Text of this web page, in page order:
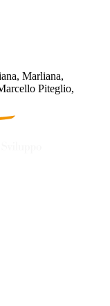
Marliana,
Piteglio,